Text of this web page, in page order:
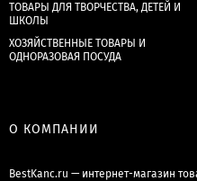
ТОВАРЫ ДЛЯ ТВОРЧЕСТВА, ДЕТЕЙ И
ШКОЛЫ
ХОЗЯЙСТВЕННЫЕ ТОВАРЫ И
ОДНОРАЗОВАЯ ПОСУДА
О КОМПАНИИ
BestKanc.ru — интернет-магазин